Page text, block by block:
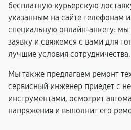
бесплатную курьерскую
указанным на сайте телефонам
специальную онлайн-анкету: мы
заявку и свяжемся с вами для
лучшие условия сотрудничества.
Мы также предлагаем ремонт
сервисный инженер приедет с
инструментами, осмотрит
напряжения и выполнит его